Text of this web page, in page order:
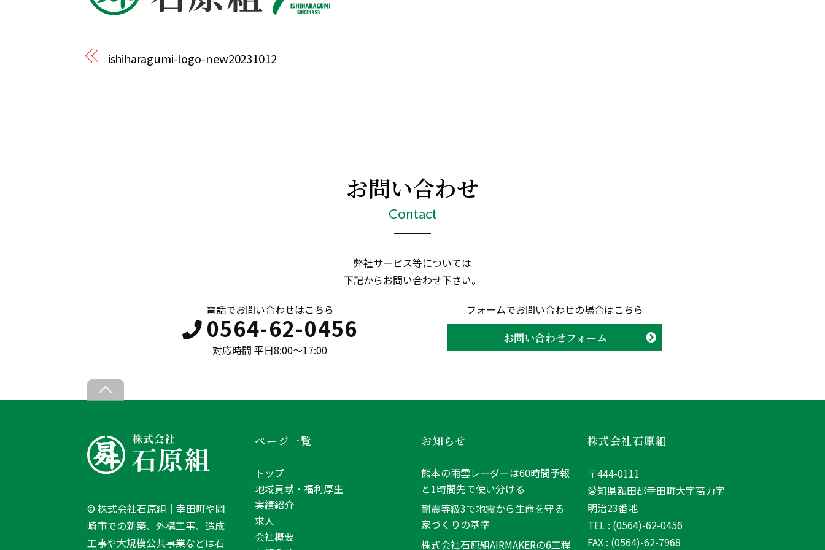
ishiharagumi-logo-new20231012
お問い合わせ
Contact
弊社サービス等については
下記からお問い合わせ下さい。
電話でお問い合わせはこちら
0564-62-0456
対応時間 平日8:00〜17:00
フォームでお問い合わせの場合はこちら
お問い合わせフォーム
B
k
T
o
p
©株式会社石原組｜幸田町や岡
崎市での新築、外構工事、造成
工事や大規模公共事業などは石
ページ一覧
トップ
地域貢献・福利厚生
実績紹介
求人
会社概要
お知らせ
熊本の雨雲レーダーは60時間予報
と1時間先で使い分ける
耐震等級3で地震から生命を守る
家づくりの基準
株式会社石原組AIRMAKERの6工程
株式会社石原組
〒444-0111
愛知県額田郡幸田町大字高力字
明治23番地
TEL : (0564)-62-0456
FAX : (0564)-62-7968